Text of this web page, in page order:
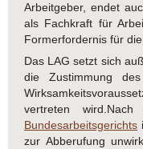
Arbeitgeber, endet
als Fachkraft für
Formerfordernis für
Das LAG setzt sich
die Zustimmung
vertreten
Bundesarbeitsgerichts
zur Abberufung